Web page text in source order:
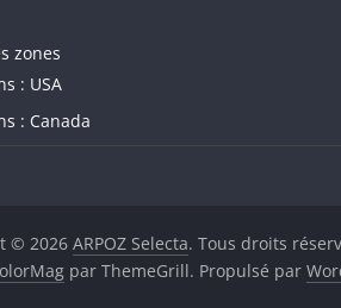
zones
: USA
: Canada
© 2026 ARPOZ Selecta. Tous droits
par ThemeGrill. Propulsé par